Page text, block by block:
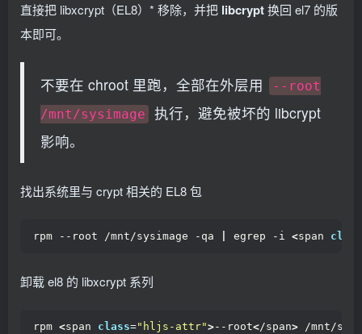
直接把 libxcrypt（EL8）* 移除，并把 libcrypt换回 el7 的版
本即可。
不要在 chroot 里跑，全部在外层用
--root
/mnt/sysimage
执行，避免被坏的 libcrypt
影响。
找出系统里与 crypt 相关的 EL8 包
rpm --root /mnt/sysimage -qa egrep -i <span class
卸载 el8 的 libxcrypt 系列
rpm <span class="hljs-attr">--root</span> /mnt/